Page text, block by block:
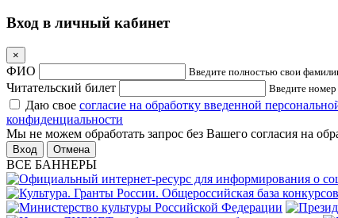
Вход в личный кабинет
×
ФИО Введите полностью свои
Читательский билет Введите номер
Даю свое согласие на обработку введенной
конфиденциальности
Мы не можем обработать запрос без Вашего согласия на
Отмена
ВСЕ БАННЕРЫ